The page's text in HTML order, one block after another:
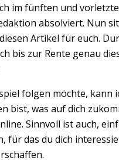
im fünften und
absolviert. Nun
Artikel für euch.
bis zur Rente genau
folgen möchte, kann
bist, was auf dich
Sinnvoll ist auch,
für das du dich